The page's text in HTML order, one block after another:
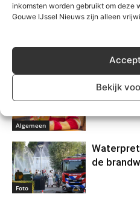
inkomsten worden gebruikt om deze
Gouwe IJssel Nieuws zijn alleen
Bekijk
Brains
Algemeen
BRAinS!
Foto
de